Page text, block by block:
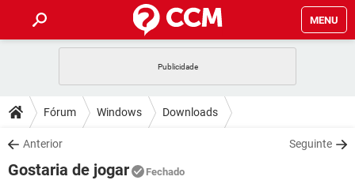
MENU
CELULAR FACEBOOK
OUTLOOK
INSTAGRAM
DICAS
JOGOS WHATSAPP
DOWNLOADS
JOGOS
Fórum Windows Downloads
Anterior Seguinte
Gostaria de jogar Fechado